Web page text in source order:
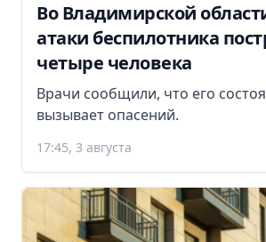
Во Владимирской
атаки беспилотника
четыре человека
Врачи сообщили, что его
вызывает опасений.
17:45, 3 августа